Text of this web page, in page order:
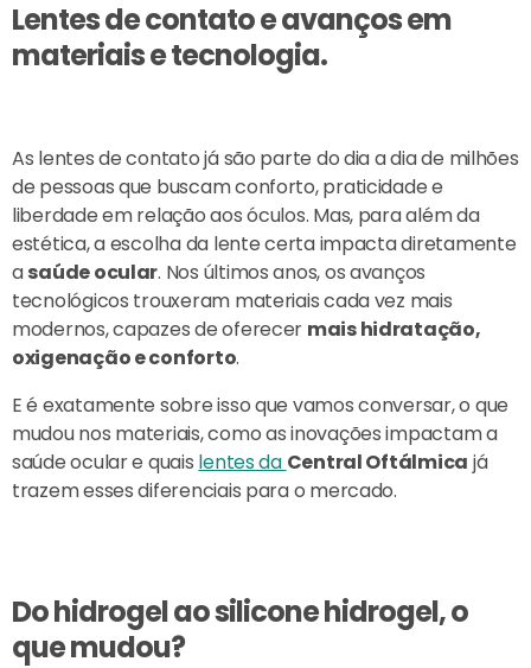
Lentes de contato e avanços em
materiais e tecnologia.
As lentes de contato já são parte do dia a dia de milhões
de pessoas que buscam conforto, praticidade e
liberdade em relação aos óculos. Mas, para além da
estética, a escolha da lente certa impacta diretamente
asaúde ocular. Nos últimos anos, os avanços
tecnológicos trouxeram materiais cada vez mais
modernos, capazes de oferecer mais hidratação,
oxigenação e conforto.
E é exatamente sobre isso que vamos conversar, o que
mudou nos materiais, como as inovações impactam a
saúde ocular e quais lentes da Central Oftálmica já
trazem esses diferenciais para o mercado.
Do hidrogel ao silicone hidrogel, o
que mudou?